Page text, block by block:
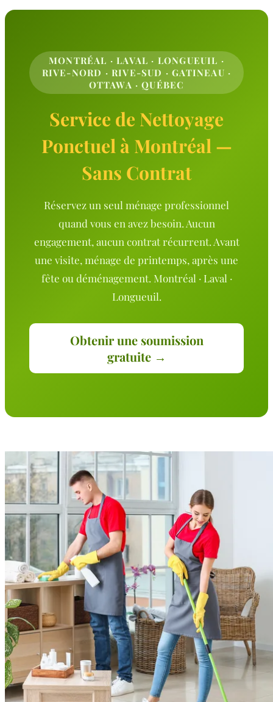
MONTRÉAL · LAVAL · LONGUEUIL ·
RIVE-NORD · RIVE-SUD · GATINEAU ·
OTTAWA · QUÉBEC
Service de Nettoyage
Ponctuel à Montréal —
Sans Contrat
Réservez un seul ménage professionnel
quand vous en avez besoin. Aucun
engagement, aucun contrat récurrent. Avant
une visite, ménage de printemps, après une
fête ou déménagement. Montréal · Laval ·
Longueuil.
Obtenir une soumission
gratuite →